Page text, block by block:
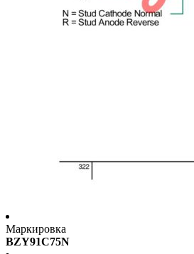
Маркировка
BZY91C75N